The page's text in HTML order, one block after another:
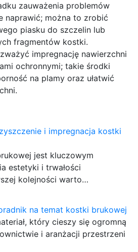
zauważenia problemów
naprawić; można to zrobić
piasku do szczelin lub
fragmentów kostki.
impregnację nawierzchni
ochronnymi; takie środki
na plamy oraz ułatwić
i impregnacja kostki
jest kluczowym
estetyki i trwałości
kolejności warto…
na temat kostki brukowej
który cieszy się ogromną
i aranżacji przestrzeni